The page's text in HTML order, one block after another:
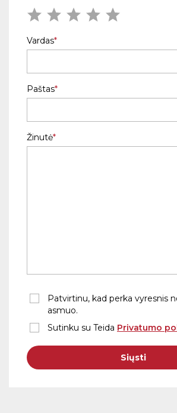
Vardas
Paštas
Žinutė
Patvirtinu, kad perka vyresnis
asmuo.
Sutinku su Teida Privatumo